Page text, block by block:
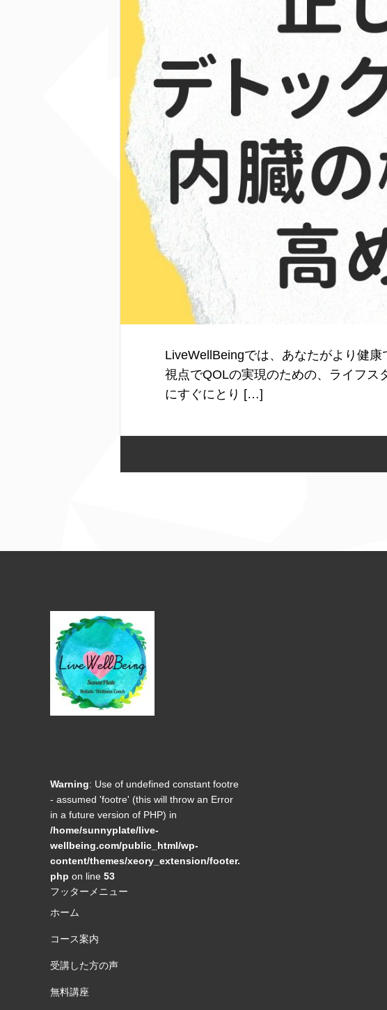
LiveWellBeingでは、あなたがより健
視点でQOLの実現のための、ライフス
にすぐにとり […]
Warning: Use of undefined constant footre
- assumed 'footre' (this will throw an Error
in a future version of PHP) in
/home/sunnyplate/live-
wellbeing.com/public_html/wp-
content/themes/xeory_extension/footer.
php on line 53
フッターメニュー
ホーム
コース案内
受講した方の声
無料講座